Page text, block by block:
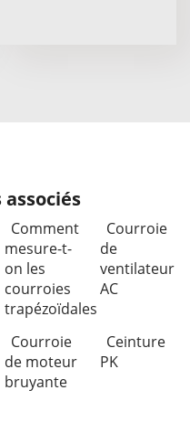
Comment
mesure-t-
on les
courroies
trapézoïdales
Courroie
de
ventilateur
AC
Courroie
de moteur
bruyante
Ceinture
PK